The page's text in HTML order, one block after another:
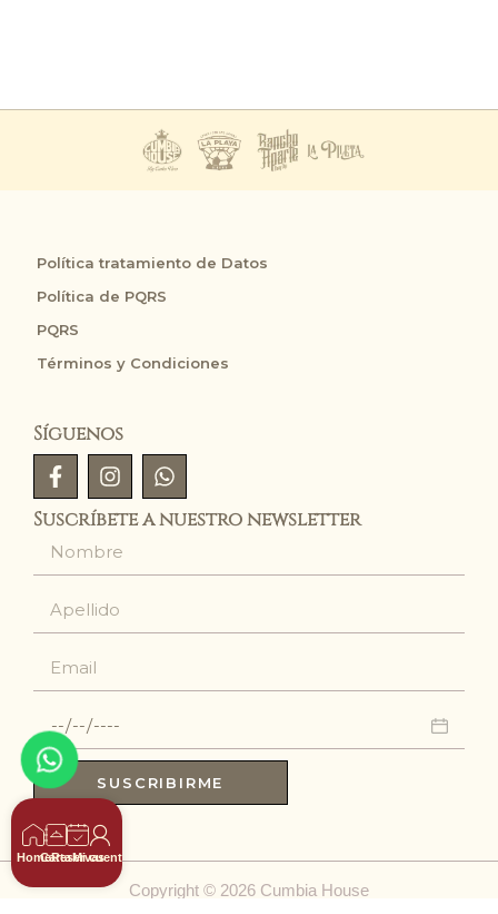
Política tratamiento de Datos
Política de PQRS
PQRS
Términos y Condiciones
Síguenos
Suscríbete a nuestro newsletter
SUSCRIBIRME
Copyright © 2026 Cumbia House
HomeCarta
Reservas
Mi cuenta